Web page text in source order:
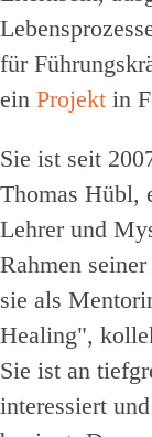
für
ein Projekt in
Sie ist seit
Thomas Hübl,
Lehrer und
Rahmen
sie als
Healing",
Sie ist an
interessiert